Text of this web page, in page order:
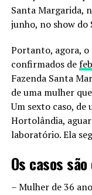
Santa Margarida,
junho, no show do
Portanto, agora,
confirmados de
Fazenda Santa
de uma mulher
Um sexto caso, de
Hortolândia,
laboratório. Ela
Os casos
– Mulher de 36